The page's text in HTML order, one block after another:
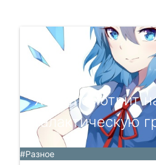
Хаббл смотрит
галактическую
#Разное